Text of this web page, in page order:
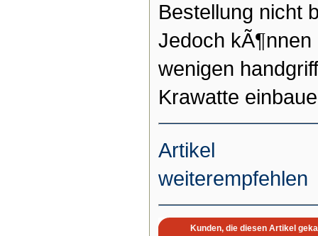
Bestellung nicht
Jedoch
wenigen
Krawatte
Artikel
weiterempfehlen
Kunden, die diesen Artikel